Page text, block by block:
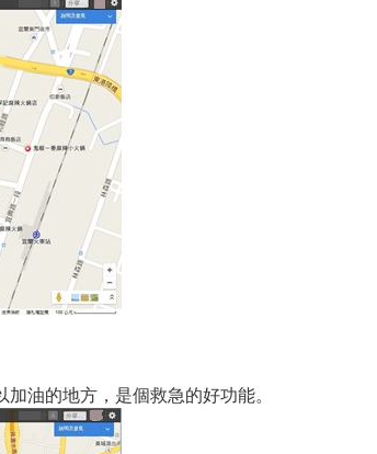
油的地方，是個救急的好功能。